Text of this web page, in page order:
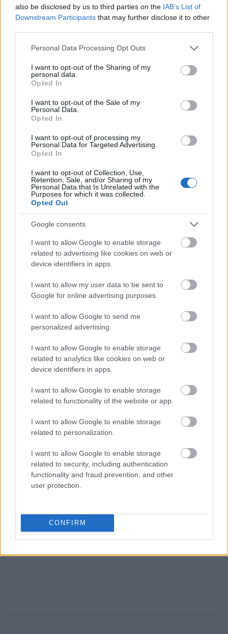
also be disclosed by us to third parties on the IAB’s List of
Downstream Participants that may further disclose it to other
Please note that this website/app uses one or more Google
not limited to your visit or usage behaviour. You may click to
grant or deny consent to Google and its third-party tags to
use your data for below specified purposes in below Google
consent section.
Personal Data Processing Opt Outs
I want to opt-out of the Sharing of my
personal data.
Opted In
I want to opt-out of the Sale of my
Personal Data.
Opted In
I want to opt-out of processing my
Personal Data for Targeted Advertising.
Opted In
I want to opt-out of Collection, Use,
Retention, Sale, and/or Sharing of my
Personal Data that Is Unrelated with the
Purposes for which it was collected.
Opted Out
Google consents
I want to allow Google to enable storage
related to advertising like cookies on web or
device identifiers in apps.
I want to allow my user data to be sent to
Google for online advertising purposes.
I want to allow Google to send me
personalized advertising.
I want to allow Google to enable storage
related to analytics like cookies on web or
device identifiers in apps.
I want to allow Google to enable storage
related to functionality of the website or app.
I want to allow Google to enable storage
related to personalization.
I want to allow Google to enable storage
related to security, including authentication
functionality and fraud prevention, and other
user protection.
CONFIRM
Ισχυρότερη ανάπτυξη σε σχέση με μεγάλο μέρος
της Ευρώπης, αξιόλογη ενίσχυση της
απασχόλησης και σημαντική μείωση της ανεργίας.
Υπάρχει ακόμη απόσταση που πρέπει να
σωστή κατεύθυνση και μάλιστα σε αντίθεση με τις
τάσεις που παρατηρούνται σε πολλές περιοχές
του κόσμου» συμπλήρωσε.
την ελληνική οικονομία, 16 χρόνια ύστερα από την
κρίση
«Η Ελλάδα, ξεκινώντας από ένα επίπεδο πολύ
υψηλού δημόσιου χρέους ως ποσοστό του ΑΕΠ,
έχει καταφέρει να το θέσει σε σταθερά πτωτική
τροχιά και η πορεία αυτή συνεχίζεται. Η χώρα
πλεονάσματακαι να μειώνει το δημόσιο χρέος
ως ποσοστό του ΑΕΠ, μέσα από έναν συνδυασμό
δημοσιονομικής πολιτικής» εκτίμησε.